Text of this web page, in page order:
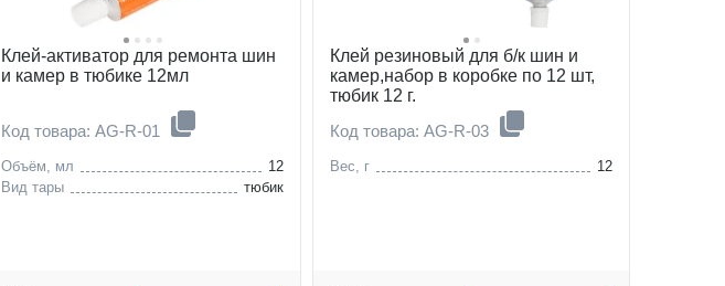
Клей-активатор для ремонта шин
и камер в тюбике 12мл
Код товара: AG-R-01
Объём, мл
12
Вид тары
тюбик
Клей резиновый для б/к шин и
камер,набор в коробке по 12 шт,
тюбик 12 г.
Код товара: AG-R-03
Вес, г 12